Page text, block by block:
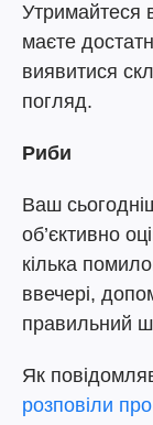
Утримайтеся
маєте
виявитися
погляд.
Риби
Ваш
об’єктивно
кілька
ввечері,
правильний
Як
розповіли